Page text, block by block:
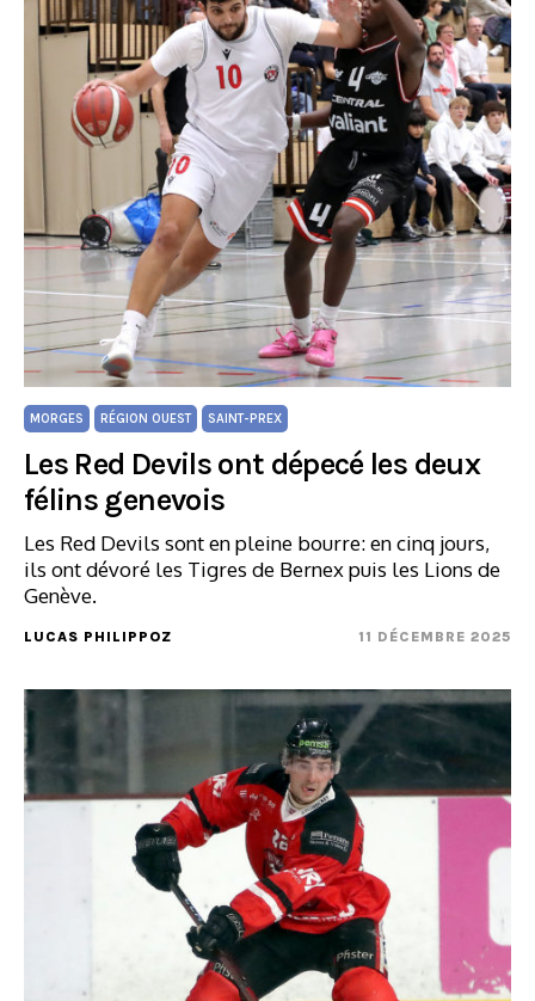
MORGES RÉGION OUEST SAINT-PREX
Les Red Devils ont dépecé les deux
félins genevois
Les Red Devils sont en pleine bourre: en cinq jours,
ils ont dévoré les Tigres de Bernex puis les Lions de
Genève.
LUCAS PHILIPPOZ 11 DÉCEMBRE 2025